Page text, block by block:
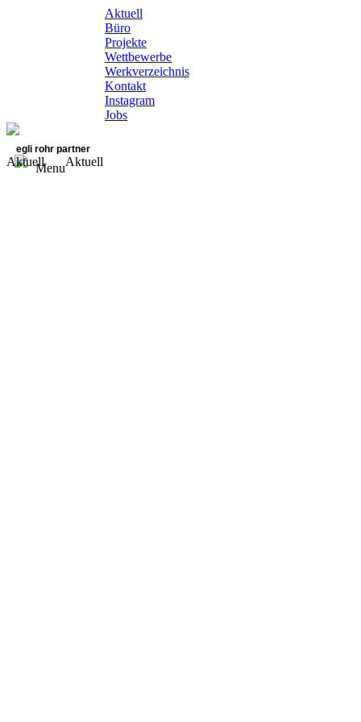
Aktuell
Büro
Projekte
Wettbewerbe
Werkverzeichnis
Kontakt
Instagram
Jobs
egli rohr partner
Menu
Aktuell Aktuell